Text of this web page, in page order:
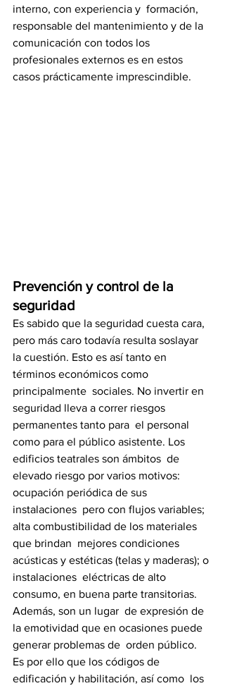
interno, con experiencia y  formación,
responsable del mantenimiento y de la
comunicación con todos los
profesionales externos es en estos
casos prácticamente imprescindible.
Prevención y control de la
seguridad
Es sabido que la seguridad cuesta cara,
pero más caro todavía resulta soslayar
la cuestión. Esto es así tanto en
términos económicos como
principalmente  sociales. No invertir en
seguridad lleva a correr riesgos
permanentes tanto para  el personal
como para el público asistente. Los
edificios teatrales son ámbitos  de
elevado riesgo por varios motivos:
ocupación periódica de sus
instalaciones  pero con flujos variables;
alta combustibilidad de los materiales
que brindan  mejores condiciones
acústicas y estéticas (telas y maderas); o
instalaciones  eléctricas de alto
consumo, en buena parte transitorias.
Además, son un lugar  de expresión de
la emotividad que en ocasiones puede
generar problemas de  orden público.
Es por ello que los códigos de
edificación y habilitación, así como  los